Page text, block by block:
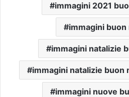
immagini 2021
immagini buon
immagini natalizie
immagini natalizie buon
immagini nuove